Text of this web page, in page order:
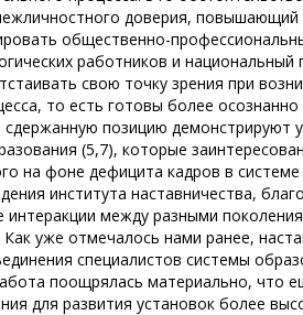
доверия, повышающий
общественно-
работников и
свою точку зрения при
то есть готовы более
позицию демонстрируют
(5,7), которые
на фоне дефицита кадров в
института наставничества,
интеракции между разными
уже отмечалось нами ранее,
специалистов системы
поощрялась материально, что
для развития установок более